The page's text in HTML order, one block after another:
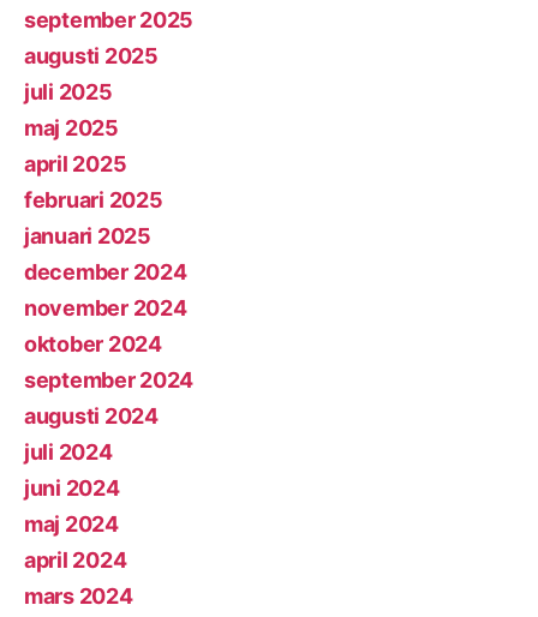
september 2025
augusti 2025
juli 2025
maj 2025
april 2025
februari 2025
januari 2025
december 2024
november 2024
oktober 2024
september 2024
augusti 2024
juli 2024
juni 2024
maj 2024
april 2024
mars 2024